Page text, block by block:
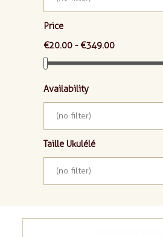
Price
€20.00 - €349.00
Availability
(no filter)
Taille Ukulélé
(no filter)